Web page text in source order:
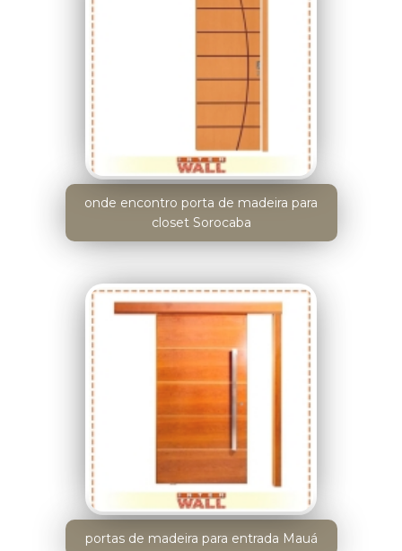
onde encontro porta de madeira para
closet Sorocaba
portas de madeira para entrada Mauá